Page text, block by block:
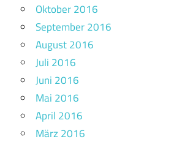
Oktober 2016
September 2016
August 2016
Juli 2016
Juni 2016
Mai 2016
April 2016
März 2016